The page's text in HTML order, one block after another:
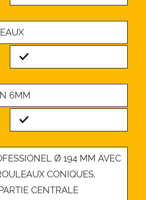
Standard
6MM
Standard
Ø 194 MM AVEC
CONIQUES,
CENTRALE